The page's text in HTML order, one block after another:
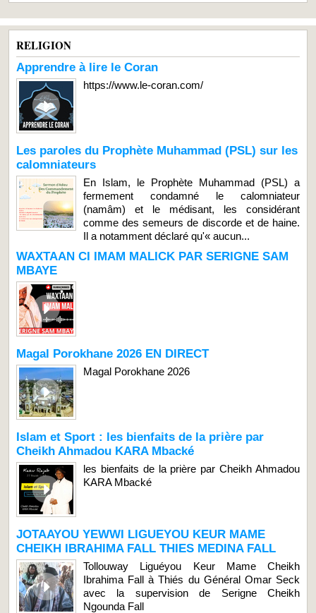
RELIGION
Apprendre à lire le Coran
https://www.le-coran.com/
Les paroles du Prophète Muhammad (PSL) sur les
calomniateurs
En Islam, le Prophète Muhammad (PSL) a
fermement condamné le calomniateur
(namâm) et le médisant, les considérant
comme des semeurs de discorde et de haine.
Il a notamment déclaré qu'« aucun...
WAXTAAN CI IMAM MALICK PAR SERIGNE SAM
MBAYE
Magal Porokhane 2026 EN DIRECT
Magal Porokhane 2026
Islam et Sport : les bienfaits de la prière par
Cheikh Ahmadou KARA Mbacké
les bienfaits de la prière par Cheikh Ahmadou
KARA Mbacké
JOTAAYOU YEWWI LIGUEYOU KEUR MAME
CHEIKH IBRAHIMA FALL THIES MEDINA FALL
Tollouway Liguéyou Keur Mame Cheikh
Ibrahima Fall à Thiés du Général Omar Seck
avec la supervision de Serigne Cheikh
Ngounda Fall